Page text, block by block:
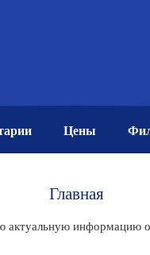
Цены
Главная